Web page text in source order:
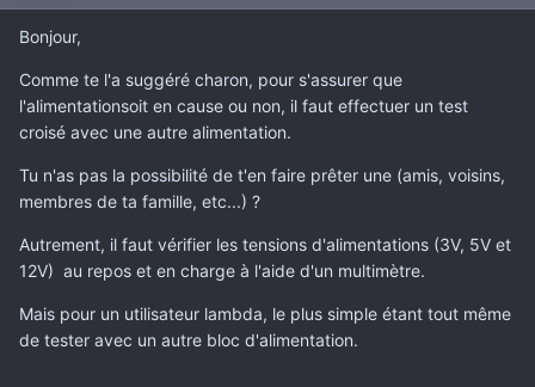
Bonjour,
Comme te l'a suggéré charon, pour s'assurer que
l'alimentationsoit en cause ou non, il faut effectuer un test
croisé avec une autre alimentation.
Tu n'as pas la possibilité de t'en faire prêter une (amis, voisins,
membres de ta famille, etc...) ?
Autrement, il faut vérifier les tensions d'alimentations (3V, 5V et
12V) au repos et en charge à l'aide d'un multimètre.
Mais pour un utilisateur lambda, le plus simple étant tout même
de tester avec un autre bloc d'alimentation.